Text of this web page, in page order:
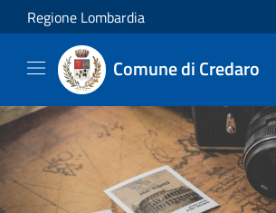
Salta al contenuto principale
Regione Lombardia
Comune di Credaro